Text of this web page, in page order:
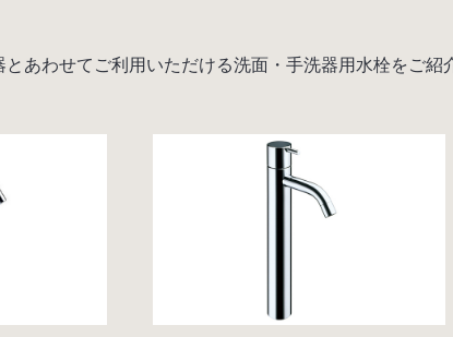
あわせてご利用いただける洗面・手洗器用水栓をご紹